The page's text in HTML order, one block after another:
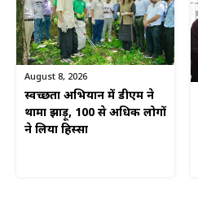
August 8, 2026
स्वच्छता अभियान में डीएम ने
थामा झाड़ू, 100 से अधिक लोगों
ने लिया हिस्सा